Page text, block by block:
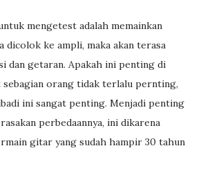
mengetest adalah memainkan
ke ampli, maka akan terasa
dan getaran. Apakah ini penting di
orang tidak terlalu pernting,
ini sangat penting. Menjadi penting
perbedaannya, ini dikarena
gitar yang sudah hampir 30 tahun